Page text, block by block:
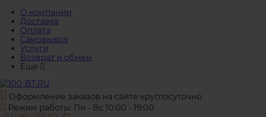
О компании
Доставка
Оплата
Самовывоз
Услуги
Возврат и обмен
Еще
Оформление заказов на сайте круглосуточно
Режим работы: Пн - Вс 10:00 - 19:00